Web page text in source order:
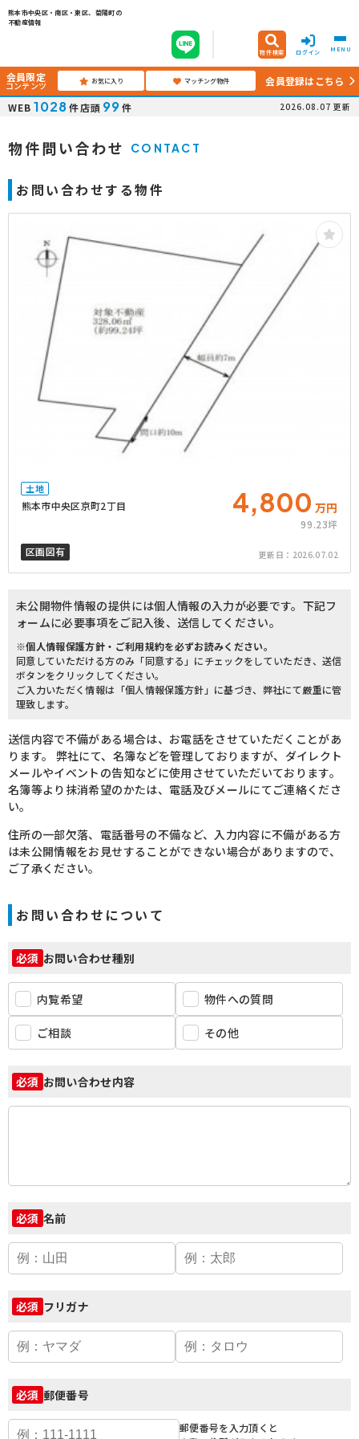
熊本市中央区・南区・東区、菊陽町の
不動産情報
物件検索 ログイン MENU
会員限定
コンテンツ お気に入り マッチング物件
会員登録はこちら
WEB 1028 件店頭 99 件 2026.08.07 更新
物件問い合わせ CONTACT
お問い合わせする物件
土地
熊本市中央区京町2丁目 4,800 万円
99.23坪
区画図有
更新日： 2026.07.02
未公開物件情報の提供には個人情報の入力が必要です。下記フ
ォームに必要事項をご記入後、送信してください。
※個人情報保護方針・ご利用規約を必ずお読みください。
同意していただける方のみ「同意する」にチェックをしていただき、送信
ボタンをクリックしてください。
ご入力いただく情報は「個人情報保護方針」に基づき、弊社にて厳重に管
理致します。
送信内容で不備がある場合は、お電話をさせていただくことがあ
ります。
弊社にて、名簿などを管理しておりますが、ダイレクト
メールやイベントの告知などに使用させていただいております。
名簿等より抹消希望のかたは、電話及びメールにてご連絡くださ
い。
住所の一部欠落、電話番号の不備など、入力内容に不備がある方
は未公開情報をお見せすることができない場合がありますので、
ご了承ください。
お問い合わせについて
必須 お問い合わせ種別
内覧希望 物件への質問
ご相談 その他
必須 お問い合わせ内容
必須 名前
必須 フリガナ
必須 郵便番号
郵便番号を入力頂くと